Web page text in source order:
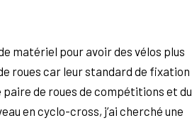
matériel pour avoir des vélos plus
roues car leur standard de fixation
de roues de compétitions et du
en cyclo-cross, j’ai cherché une